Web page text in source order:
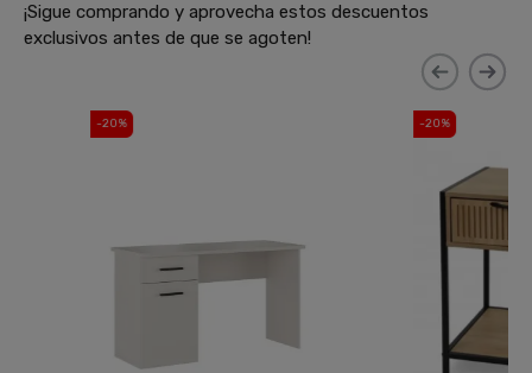
¡Sigue comprando y aprovecha estos descuentos
exclusivos antes de que se agoten!
-20% -20%